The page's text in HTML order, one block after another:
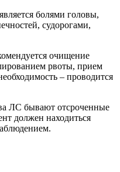
болями головы,
судорогами,
очищение
рвоты, прием
– проводится
ЛС бывают отсроченные
должен находиться